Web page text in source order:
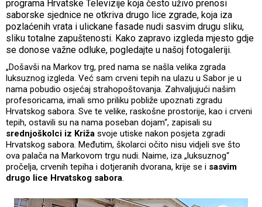
programa Hrvatske Televizije koja često uživo prenosi
saborske sjednice ne otkriva drugo lice zgrade, koja iza
pozlaćenih vrata i ulickane fasade nudi sasvim drugu sliku,
sliku totalne zapuštenosti. Kako zapravo izgleda mjesto gdje
se donose važne odluke, pogledajte u našoj fotogaleriji.
„Došavši na Markov trg, pred nama se našla velika zgrada
luksuznog izgleda. Već sam crveni tepih na ulazu u Sabor je u
nama pobudio osjećaj strahopoštovanja. Zahvaljujući našim
profesoricama, imali smo priliku pobliže upoznati zgradu
Hrvatskog sabora. Sve te velike, raskošne prostorije, kao i crveni
tepih, ostavili su na nama poseban dojam“, zapisali su
srednjoškolci iz Križa svoje utiske nakon posjeta zgradi
Hrvatskog sabora. Međutim, školarci očito nisu vidjeli sve što
ova palača na Markovom trgu nudi. Naime, iza „luksuznog“
pročelja, crvenih tepiha i dotjeranih dvorana, krije se i sasvim
drugo lice Hrvatskog sabora.